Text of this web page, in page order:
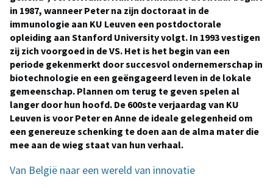
in 1987, wanneer Peter na zijn doctoraat in de
immunologie aan KU Leuven een postdoctorale
opleiding aan Stanford University volgt. In 1993 vestigen
zij zich voorgoed in de VS. Het is het begin van een
periode gekenmerkt door succesvol ondernemerschap in
biotechnologie en een geëngageerd leven in de lokale
gemeenschap. Plannen om terug te geven spelen al
langer door hun hoofd. De 600ste verjaardag van KU
Leuven is voor Peter en Anne de ideale gelegenheid om
een genereuze schenking te doen aan de alma mater die
mee aan de wieg staat van hun verhaal.
Van België naar een wereld van innovatie